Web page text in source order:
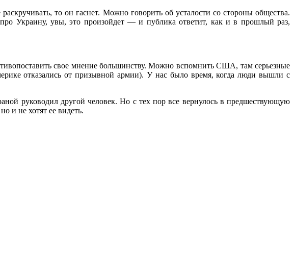
то он гаснет. Можно говорить об усталости со стороны общества.
Украину, увы, это произойдет — и публика ответит, как и в прошлый раз,
свое мнение большинству. Можно вспомнить США, там серьезные
отказались от призывной армии). У нас было время, когда люди вышли с
руководил другой человек. Но с тех пор все вернулось в предшествующую
и не хотят ее видеть.